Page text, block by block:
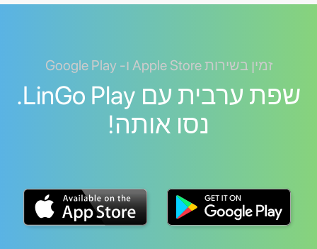
זמין בשירות Apple Store ו- Google Play
שפת ערבית עם LinGo Play.
נסו אותה!